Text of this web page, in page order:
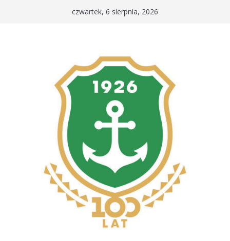
czwartek, 6 sierpnia, 2026